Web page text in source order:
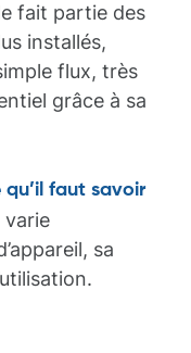
fait partie des
installés,
flux, très
grâce à sa
faut savoir
varie
sa